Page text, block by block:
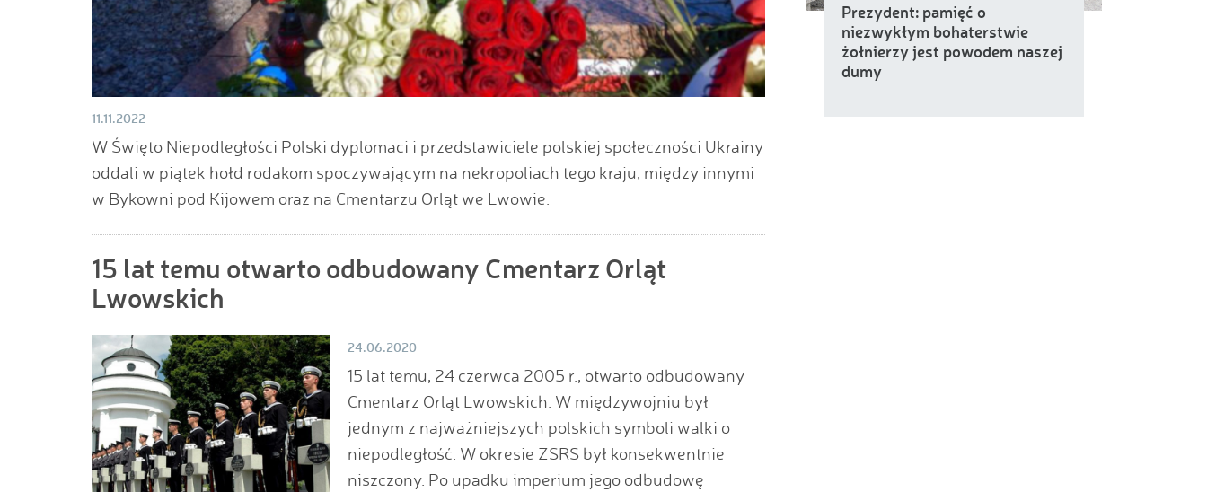
11.11.2022
W Święto Niepodległości Polski dyplomaci i przedstawiciele polskiej społeczności Ukrainy
oddali w piątek hołd rodakom spoczywającym na nekropoliach tego kraju, między innymi
w Bykowni pod Kijowem oraz na Cmentarzu Orląt we Lwowie.
15 lat temu otwarto odbudowany Cmentarz Orląt
Lwowskich
24.06.2020
15 lat temu, 24 czerwca 2005 r., otwarto odbudowany
Cmentarz Orląt Lwowskich. W międzywojniu był
jednym z najważniejszych polskich symboli walki o
niepodległość. W okresie ZSRS był konsekwentnie
niszczony. Po upadku imperium jego odbudowę
Prezydent: pamięć o
niezwykłym bohaterstwie
żołnierzy jest powodem naszej
dumy